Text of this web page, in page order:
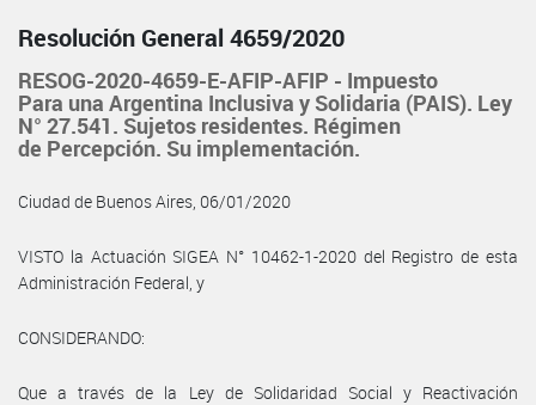
Resolución General 4659/2020
RESOG-2020-4659-E-AFIP-AFIP - Impuesto
Para una Argentina Inclusiva y Solidaria (PAIS). Ley
N° 27.541. Sujetos residentes. Régimen
de Percepción. Su implementación.
Ciudad de Buenos Aires, 06/01/2020
VISTO la Actuación SIGEA N° 10462-1-2020 del Registro de esta
Administración Federal, y
CONSIDERANDO:
Que a través de la Ley de Solidaridad Social y Reactivación